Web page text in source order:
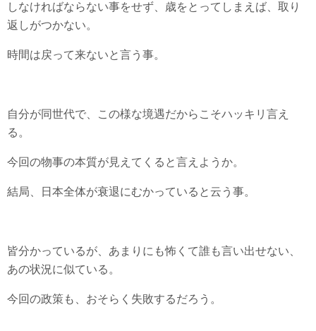
しなければならない事をせず、歳をとってしまえば、取り
返しがつかない。
時間は戻って来ないと言う事。
自分が同世代で、この様な境遇だからこそハッキリ言え
る。
今回の物事の本質が見えてくると言えようか。
結局、日本全体が衰退にむかっていると云う事。
皆分かっているが、あまりにも怖くて誰も言い出せない、
あの状況に似ている。
今回の政策も、おそらく失敗するだろう。